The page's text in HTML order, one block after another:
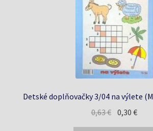
Detské doplňovačky 3/04 na výlete
0,63€ Pôvodná
0,30€